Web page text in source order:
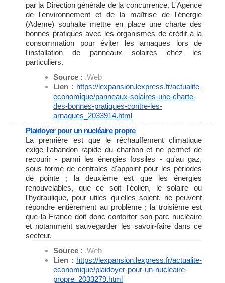
par la Direction générale de la concurrence. L'Agence
de l'environnement et de la maîtrise de l'énergie
(Ademe) souhaite mettre en place une charte des
bonnes pratiques avec les organismes de crédit à la
consommation pour éviter les arnaques lors de
l'installation de panneaux solaires chez les
particuliers.
Source : .Web
Lien : https://lexpansion.lexpress.fr/actualite-
economique/panneaux-solaires-une-charte-
des-bonnes-pratiques-contre-les-
arnaques_2033914.html
Plaidoyer pour un nucléaire propre
La première est que le réchauffement climatique
exige l'abandon rapide du charbon et ne permet de
recourir - parmi les énergies fossiles - qu'au gaz,
sous forme de centrales d'appoint pour les périodes
de pointe ; la deuxième est que les énergies
renouvelables, que ce soit l'éolien, le solaire ou
l'hydraulique, pour utiles qu'elles soient, ne peuvent
répondre entièrement au problème ; la troisième est
que la France doit donc conforter son parc nucléaire
et notamment sauvegarder les savoir-faire dans ce
secteur.
Source : .Web
Lien : https://lexpansion.lexpress.fr/actualite-
economique/plaidoyer-pour-un-nucleaire-
propre_2033279.html